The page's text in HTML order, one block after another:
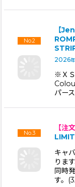
No.2
【
2026年
※Ｘ
パー
No.3
【注
キャ
りま
同時
す。